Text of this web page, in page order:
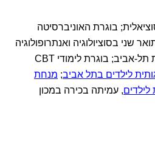
בוגרת האוניברסיטה
שני בסוציולוגיה ואנתרופולוגיה
במסלול תיזה באוניברסיטת תל-אביב; בוגרת לימודי CBT
לילדים בתל אביב; מנחת
לילדים, עמיתה בכירה במכון